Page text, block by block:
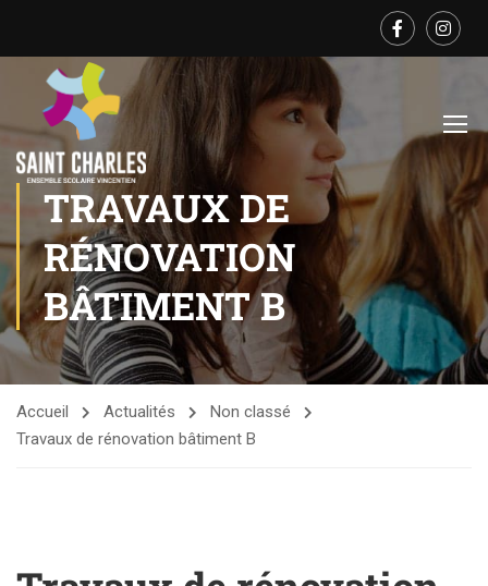
TRAVAUX DE
RÉNOVATION
BÂTIMENT B
Accueil Actualités
Non classé
Travaux de rénovation bâtiment B